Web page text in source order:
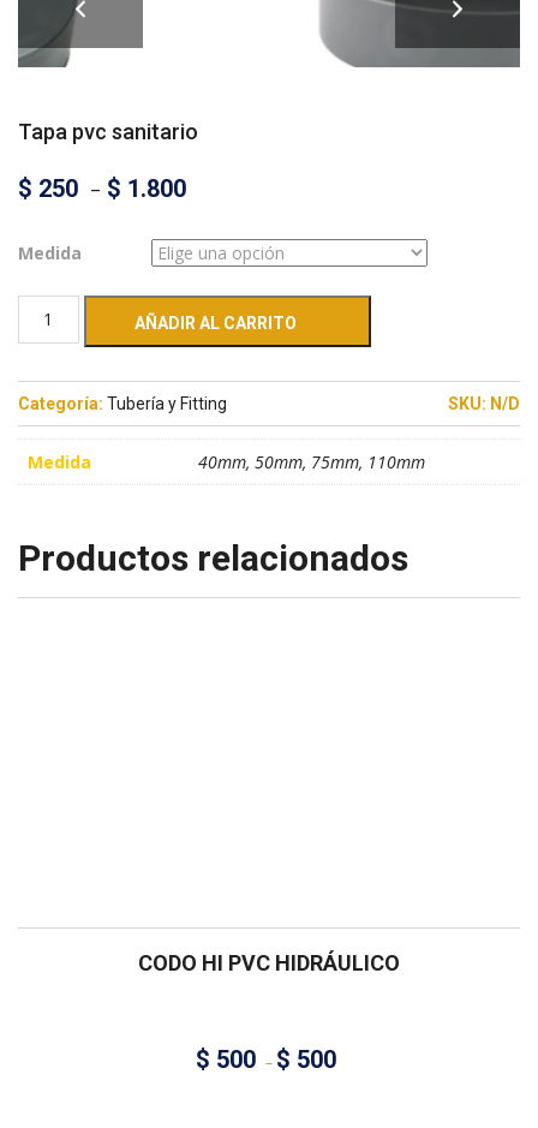
Tapa pvc sanitario
$ 250 – $ 1.800
Medida
AÑADIR AL CARRITO
Categoría: Tubería y Fitting SKU: N/D
Medida 40mm, 50mm, 75mm, 110mm
Productos relacionados
CODO HI PVC HIDRÁULICO
$ 500 – $ 500